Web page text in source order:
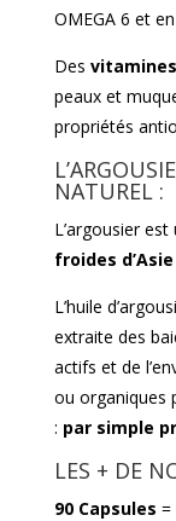
OMEGA 6 et en
Des
peaux et
propriétés
NATUREL :
L’argousier
froides
L’huile
extraite des
actifs et de
ou organiques
: par simple
LES + DE
90 Capsules =